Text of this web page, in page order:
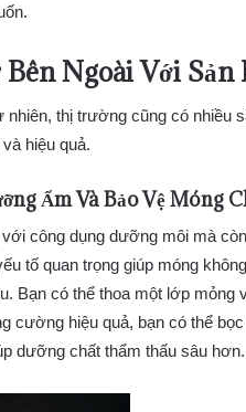
Ngoài Với Sản
nhiên, thị trường cũng có nhiều
hiệu quả.
Ẩm Và Bảo Vệ Móng
công dụng dưỡng môi mà
tố quan trọng giúp móng
Bạn có thể thoa một lớp mỏng
cường hiệu quả, bạn có thể
dưỡng chất thẩm thấu sâu hơn.